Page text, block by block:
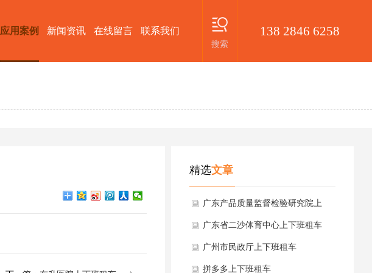
应用案例 新闻资讯 在线留言 联系我们
搜索
138 2846 6258
精选文章
广东产品质量监督检验研究院上
下班租车
广东省二沙体育中心上下班租车
广州市民政厅上下班租车
拼多多上下班租车